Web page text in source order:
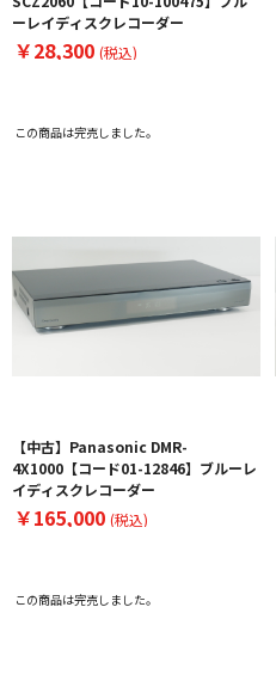
ーレイディスクレコーダー
￥28,300 (税込)
この商品は完売しました。
【中古】Panasonic DMR-
4X1000【コード01-12846】ブルーレ
イディスクレコーダー
￥165,000 (税込)
この商品は完売しました。